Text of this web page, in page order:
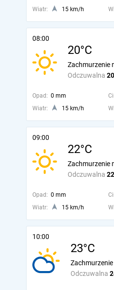
Wiatr: 15 km/h
08:00
20°C
Odczuwalna
Zachmurzenie
Opad: 0 mm
Wiatr:
15 km/h
09:00
22°C
Odczuwalna
Zachmurzenie
Opad: 0 mm
Wiatr:
15 km/h
10:00
23°C
Odczuwalna